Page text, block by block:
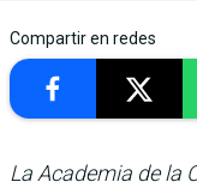
Compartir en redes
La Academia de la